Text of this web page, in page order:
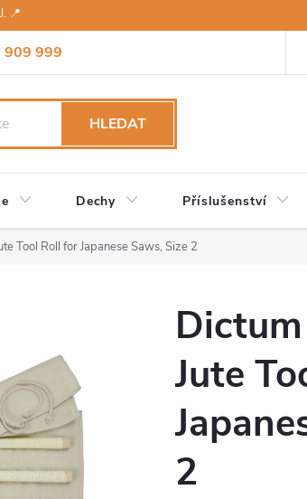
📍
909 999
Reklamace
HLEDAT
Dechy Příslušenství
Tool Roll for Japanese Saws, Size 2
Jute
2